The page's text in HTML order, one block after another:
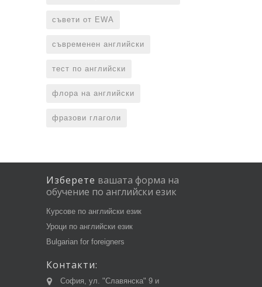
съвети от EWA
съвременен английски
тест по английски
флора на английски
фразови глаголи
Изберете вашата форма на
обучение по английски език
Курсове по английски език
Уроци по английски език
Bulgarian for foreigners
Контакти:
София, ул. "Славянска" 9 и